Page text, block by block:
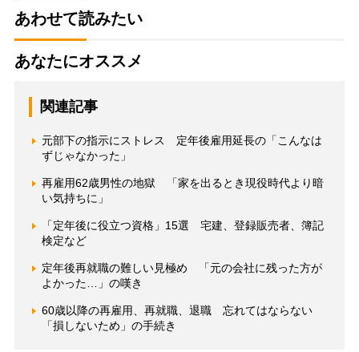
あわせて読みたい
あなたにオススメ
関連記事
元部下の指示にストレス 定年後雇用延長の「こんなは
ずじゃなかった」
再雇用62歳男性の地獄 「家を出るとき現役時代より暗
い気持ちに」
「定年後に役立つ資格」15選 宅建、登録販売者、簿記
検定など
定年後再就職の難しい見極め 「元の会社に残った方が
よかった…」の嘆き
60歳以降の再雇用、再就職、退職 忘れてはならない
「損しないため」の手続き